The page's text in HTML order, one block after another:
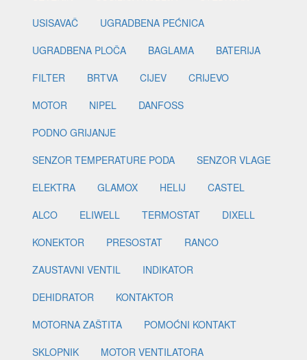
USISAVAČ
UGRADBENA PEĆNICA
UGRADBENA PLOČA
BAGLAMA
BATERIJA
FILTER
BRTVA CIJEV
CRIJEVO
MOTOR
NIPEL
DANFOSS
PODNO GRIJANJE
SENZOR TEMPERATURE PODA
SENZOR VLAGE
ELEKTRA
GLAMOX HELIJ
CASTEL
ALCO
ELIWELL TERMOSTAT
DIXELL
KONEKTOR
PRESOSTAT
RANCO
ZAUSTAVNI VENTIL
INDIKATOR
DEHIDRATOR
KONTAKTOR
MOTORNA ZAŠTITA
POMOĆNI KONTAKT
SKLOPNIK
MOTOR VENTILATORA